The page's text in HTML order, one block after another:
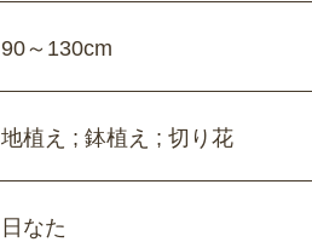
90～130cm
地植え ; 鉢植え ; 切り花
日なた